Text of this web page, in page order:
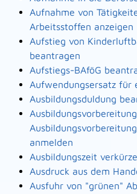
Aufnahme von
Arbeitsstoffen anzeigen
Aufstieg von
beantragen
Aufstiegs-BAföG
Aufwendungsersatz für
Ausbildungsduldung
anmelden
Ausbildungszeit
Ausdruck aus dem
Ausfuhr von "grünen"